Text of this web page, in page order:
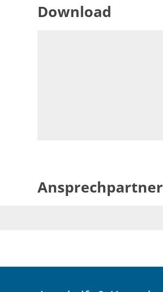
Download
Ansprechpartner